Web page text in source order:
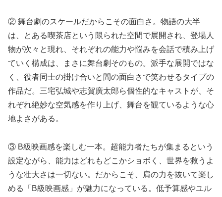
② 舞台劇のスケールだからこその面白さ。物語の大半
は、とある喫茶店という限られた空間で展開され、登場人
物が次々と現れ、それぞれの能力や悩みを会話で積み上げ
ていく構成は、まさに舞台劇そのもの。派手な展開ではな
く、役者同士の掛け合いと間の面白さで笑わせるタイプの
作品だ。三宅弘城や志賀廣太郎ら個性的なキャストが、そ
れぞれ絶妙な空気感を作り上げ、舞台を観ているような心
地よさがある。
③ B級映画感を楽しむ一本。超能力者たちが集まるという
設定ながら、能力はどれもどこかショボく、世界を救うよ
うな壮大さは一切ない。だからこそ、肩の力を抜いて楽し
める「B級映画感」が魅力になっている。低予算感やユル